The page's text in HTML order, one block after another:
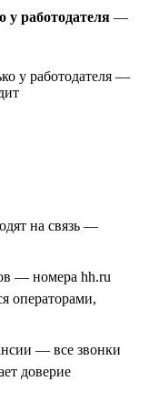
у работодателя —
на связь —
— номера hh.ru
операторами,
— все звонки
доверие